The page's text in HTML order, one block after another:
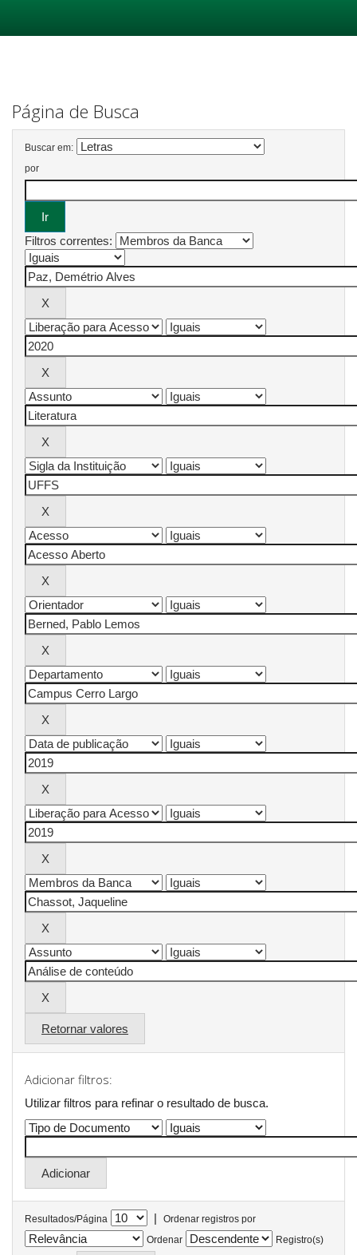
Página de Busca
Buscar em:
por
Filtros correntes:
Retornar valores
Adicionar filtros:
Utilizar filtros para refinar o resultado de busca.
Resultados/Página |
Ordenar registros por
Ordenar
Registro(s)